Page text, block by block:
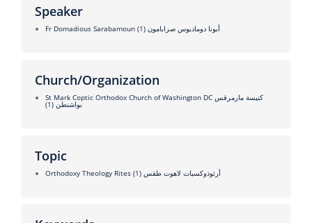
Speaker
Fr Domadious Sarabamoun أبونا دوماديوس صرابامون (1)
Church/Organization
St Mark Coptic Orthodox Church of Washington DC كنيسة مارمرقس
بواشنطن (1)
Topic
Orthodoxy Theology Rites أرثوذوكسيات لاهوت طقس (1)